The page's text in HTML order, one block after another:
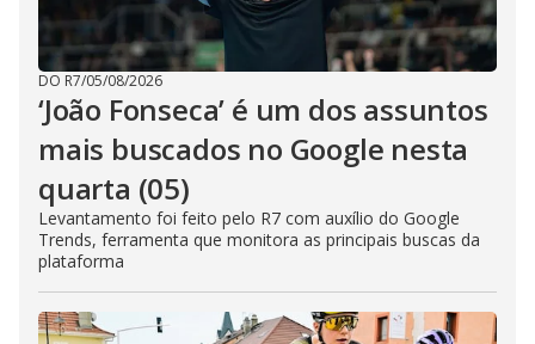
DO R7/05/08/2026
‘João Fonseca’ é um dos assuntos
mais buscados no Google nesta
quarta (05)
Levantamento foi feito pelo R7 com auxílio do Google
Trends, ferramenta que monitora as principais buscas da
plataforma